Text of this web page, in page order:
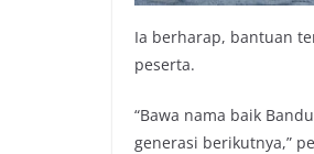
Ia berharap, bantuan
peserta.
“Bawa nama baik
generasi berikutnya,”